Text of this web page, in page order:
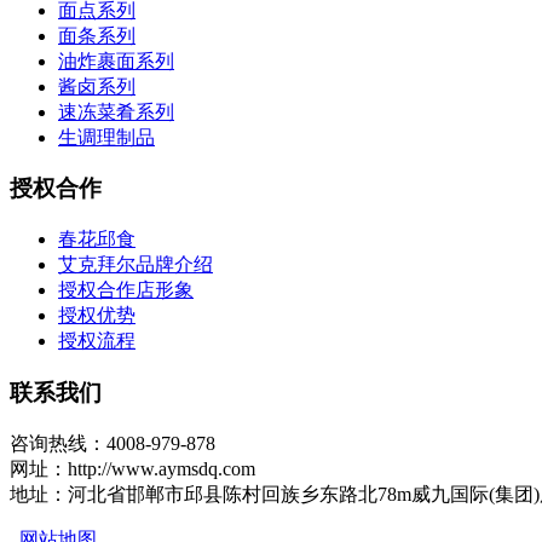
面点系列
面条系列
油炸裹面系列
酱卤系列
速冻菜肴系列
生调理制品
授权合作
春花邱食
艾克拜尔品牌介绍
授权合作店形象
授权优势
授权流程
联系我们
咨询热线：4008-979-878
网址：http://www.aymsdq.com
地址：河北省邯郸市邱县陈村回族乡东路北78m威九国际(集团